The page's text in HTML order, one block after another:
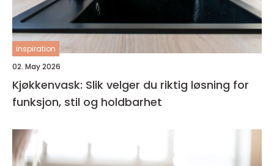
inspiration
02. May 2026
Kjøkkenvask: Slik velger du riktig løsning for
funksjon, stil og holdbarhet